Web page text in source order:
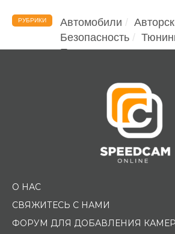
РУБРИКИ Автомобили
Безопасность
Помощь водителю
О НАС
СВЯЖИТЕСЬ С НАМИ
ФОРУМ ДЛЯ ДОБАВЛЕНИЯ КАМЕР